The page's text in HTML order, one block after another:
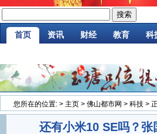
首页 资讯 财经 教育 科
您所在的位置: > 主页 > 佛山都市网 > 科技 >
还有小米10 SE吗？张